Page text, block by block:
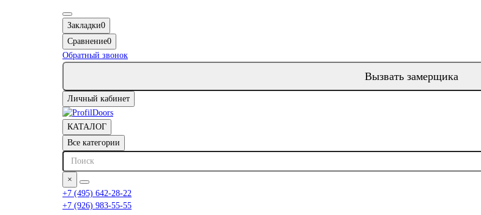
Закладки0
Сравнение0
Обратный звонок
Вызвать замерщика
Личный кабинет
КАТАЛОГ
Все категории
×
+7 (495) 642-28-22
+7 (926) 983-55-55